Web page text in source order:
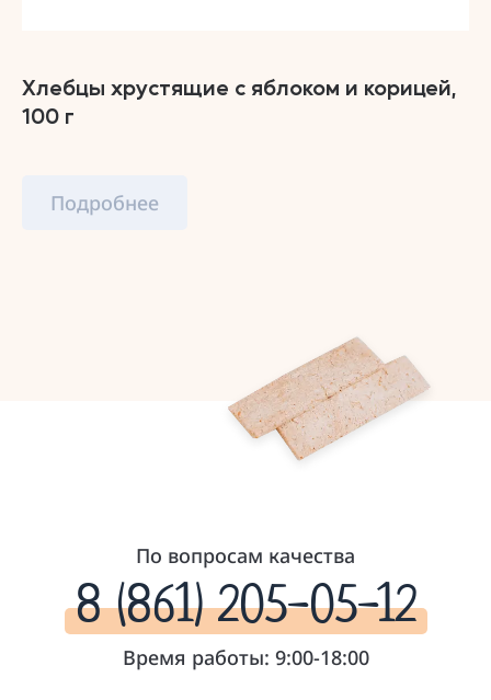
Хлебцы хрустящие с яблоком и корицей,
100 г
Подробнее
По вопросам качества
8 (861) 205-05-12
Время работы: 9:00-18:00